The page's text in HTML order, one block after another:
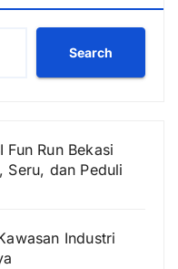
Search
Run Bekasi
Seru, dan Peduli
Industri